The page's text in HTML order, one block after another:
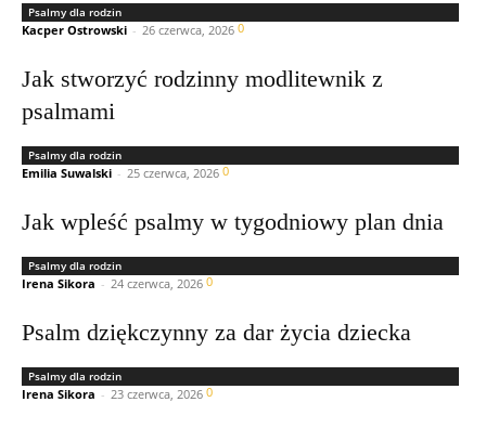
Psalmy dla rodzin
Kacper Ostrowski - 26 czerwca, 2026 0
Jak stworzyć rodzinny modlitewnik z
psalmami
Psalmy dla rodzin
Emilia Suwalski - 25 czerwca, 2026 0
Jak wpleść psalmy w tygodniowy plan dnia
Psalmy dla rodzin
Irena Sikora - 24 czerwca, 2026 0
Psalm dziękczynny za dar życia dziecka
Psalmy dla rodzin
Irena Sikora - 23 czerwca, 2026 0